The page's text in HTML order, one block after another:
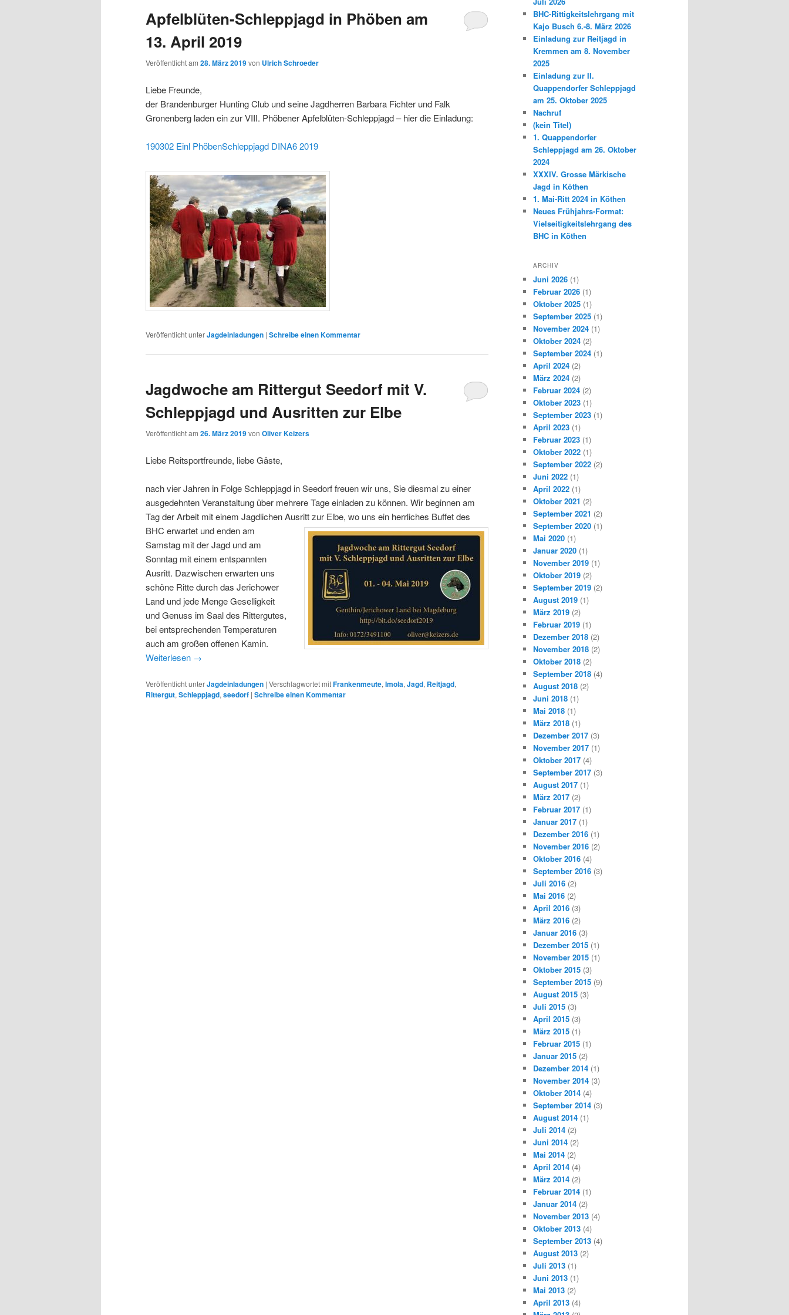
Apfelblüten-Schleppjagd in Phöben am
13. April 2019
Veröffentlicht am 28. März 2019von Ulrich Schroeder
Liebe Freunde,
der Brandenburger Hunting Club und seine Jagdherren Barbara Fichter und Falk
Gronenberg laden ein zur VIII. Phöbener Apfelblüten-Schleppjagd – hier die Einladung:
190302 Einl PhöbenSchleppjagd DINA6 2019
Veröffentlicht unterJagdeinladungen | Schreibe einen Kommentar
Jagdwoche am Rittergut Seedorf mit V.
Schleppjagd und Ausritten zur Elbe
Veröffentlicht am 26. März 2019von Oliver Keizers
Liebe Reitsportfreunde, liebe Gäste,
nach vier Jahren in Folge Schleppjagd in Seedorf freuen wir uns, Sie diesmal zu einer
ausgedehnten Veranstaltung über mehrere Tage einladen zu können. Wir beginnen am
Tag der Arbeit mit einem Jagdlichen Ausritt zur Elbe, wo uns ein herrliches Buffet des
BHC erwartet und enden am
Samstag mit der Jagd und am
Sonntag mit einem entspannten
Ausritt. Dazwischen erwarten uns
schöne Ritte durch das Jerichower
Land und jede Menge Geselligkeit
und Genuss im Saal des Rittergutes,
bei entsprechenden Temperaturen
auch am großen offenen Kamin.
Weiterlesen →
Veröffentlicht unterJagdeinladungen | Verschlagwortet mitFrankenmeute, Imola, Jagd, Reitjagd,
Rittergut, Schleppjagd, seedorf | Schreibe einen Kommentar
BHC-Rittigkeitslehrgang mit
Kajo Busch 6.-8. März 2026
Einladung zur Reitjagd in
Kremmen am 8. November
2025
Einladung zur II.
Quappendorfer Schleppjagd
am 25. Oktober 2025
Nachruf
(kein Titel)
1. Quappendorfer
Schleppjagd am 26. Oktober
2024
XXXIV. Grosse Märkische
Jagd in Köthen
1. Mai-Ritt 2024 in Köthen
Neues Frühjahrs-Format:
Vielseitigkeitslehrgang des
BHC in Köthen
ARCHIV
Juni 2026 (1)
Februar 2026 (1)
Oktober 2025 (1)
September 2025 (1)
November 2024 (1)
Oktober 2024 (2)
September 2024 (1)
April 2024 (2)
März 2024 (2)
Februar 2024 (2)
Oktober 2023 (1)
September 2023 (1)
April 2023 (1)
Februar 2023 (1)
Oktober 2022 (1)
September 2022 (2)
Juni 2022 (1)
April 2022 (1)
Oktober 2021 (2)
September 2021 (2)
September 2020 (1)
Mai 2020 (1)
Januar 2020 (1)
November 2019 (1)
Oktober 2019 (2)
September 2019 (2)
August 2019 (1)
März 2019 (2)
Februar 2019 (1)
Dezember 2018 (2)
November 2018 (2)
Oktober 2018 (2)
September 2018 (4)
August 2018 (2)
Juni 2018 (1)
Mai 2018 (1)
März 2018 (1)
Dezember 2017 (3)
November 2017 (1)
Oktober 2017 (4)
September 2017 (3)
August 2017 (1)
März 2017 (2)
Februar 2017 (1)
Januar 2017 (1)
Dezember 2016 (1)
November 2016 (2)
Oktober 2016 (4)
September 2016 (3)
Juli 2016 (2)
Mai 2016 (2)
April 2016 (3)
März 2016 (2)
Januar 2016 (3)
Dezember 2015 (1)
November 2015 (1)
Oktober 2015 (3)
September 2015 (9)
August 2015 (3)
Juli 2015 (3)
April 2015 (3)
März 2015 (1)
Februar 2015 (1)
Januar 2015 (2)
Dezember 2014 (1)
November 2014 (3)
Oktober 2014 (4)
September 2014 (3)
August 2014 (1)
Juli 2014 (2)
Juni 2014 (2)
Mai 2014 (2)
April 2014 (4)
März 2014 (2)
Februar 2014 (1)
Januar 2014 (2)
November 2013 (4)
Oktober 2013 (4)
September 2013 (4)
August 2013 (2)
Juli 2013 (1)
Juni 2013 (1)
Mai 2013 (2)
April 2013 (4)